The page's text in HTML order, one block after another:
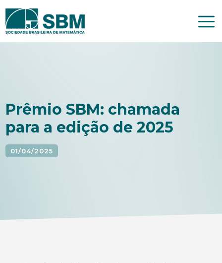
Pular
para
Prêmio SBM: chamada
para a edição de 2025
01/04/2025